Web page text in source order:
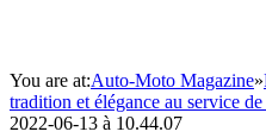
You are at:Auto-Moto Magazine»
tradition et élégance au service
2022-06-13 à 10.44.07